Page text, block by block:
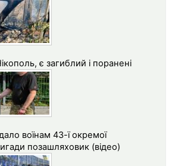
є загиблий і поранені
воїнам 43-ї окремої
позашляховик (відео)